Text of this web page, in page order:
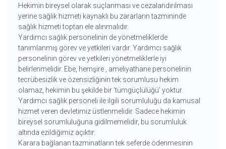
Hekimin bireysel olarak suçlanması ve cezalandırılması
yerine sağlık hizmeti kaynaklı bu zararların tazmininde
sağlık hizmeti toptan ele alınmalıdır.
Yardımcı sağlık personelinin de yönetmeliklerde
tanımlanmış görev ve yetkileri vardır. Yardımcı sağlık
personelinin görev ve yetkileri yönetmeliklerle iyi
belirlenmelidir. Ebe, hemşire , ameliyathane personelinin
tecrübesizlik ve özensizliğinin tek sorumlusu hekim
olamaz, hekimin bu şekilde bir ‘tümgüçlülüğü’ yoktur.
Yardımcı sağlık personeli ile ilgili sorumluluğu da kamusal
hizmet veren devletimiz üstlenmelidir. Sadece hekimin
bireysel sorumluluğuna gidilmemelidir, bu sorumluluk
altında ezildiğimiz açıktır.
Karara bağlanan tazminatların tek seferde ödenmesinin